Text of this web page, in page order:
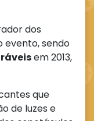
dos
evento, sendo
em 2013,
que
de luzes e